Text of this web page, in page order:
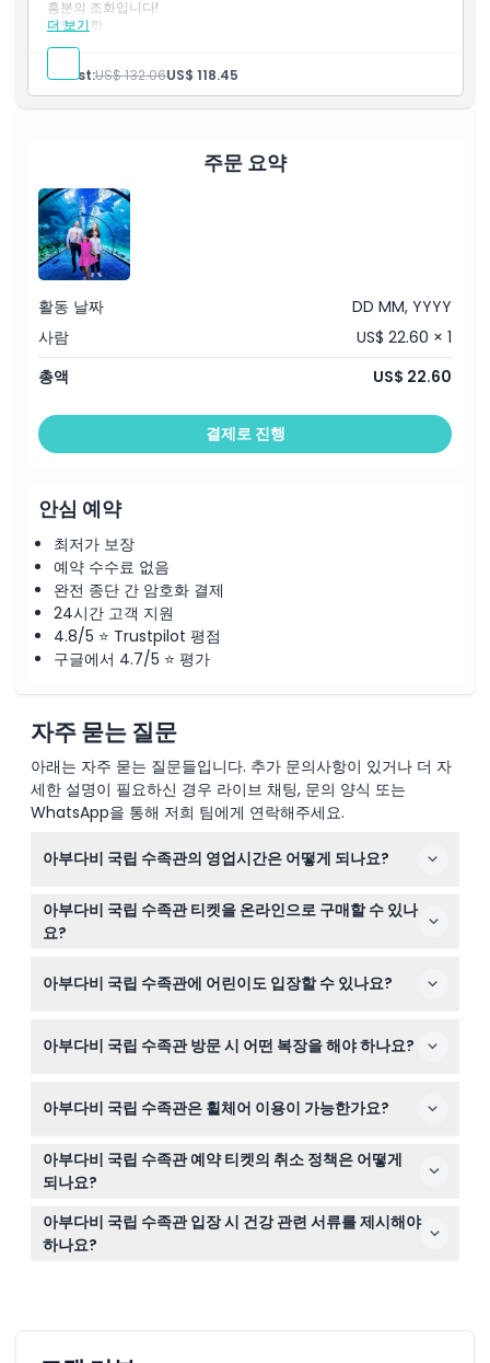
흥분의 조화입니다!
더 보기
포함 사항
아부다비 국립 아쿠아리움에서 해양 생물 탐험하기.
아부다비 씨월드에서 해양 동물과의 만남 즐기기.
모든 연령층을 위한 교육과 흥미의 조화.
Guest:US$ 132.06US$ 118.45
주문 요약
활동 날짜
DD MM, YYYY
사람
US$ 22.60 × 1
총액
US$ 22.60
결제로 진행
안심 예약
최저가 보장
예약 수수료 없음
완전 종단 간 암호화 결제
24시간 고객 지원
4.8/5 ⭐ Trustpilot 평점
구글에서 4.7/5 ⭐ 평가
자주 묻는 질문
아래는 자주 묻는 질문들입니다. 추가 문의사항이 있거나 더 자
세한 설명이 필요하신 경우 라이브 채팅, 문의 양식 또는
WhatsApp을 통해 저희 팀에게 연락해주세요.
아부다비 국립 수족관의 영업시간은 어떻게 되나요?
아부다비 국립 수족관은 매일 오전 10시부터 오후 10시까지
운영됩니다(변경될 수 있으니 예약 시 꼭 확인하세요).
아부다비 국립 수족관 티켓을 온라인으로 구매할 수 있나
요?
부다비 국립 수족관 입장을 보장받으실 수 있습니다.
아부다비 국립 수족관에 어린이도 입장할 수 있나요?
하며 방문 내내 감독을 받아야 합니다.
아부다비 국립 수족관 방문 시 어떤 복장을 해야 하나요?
며, 부적절하거나 모욕적인 복장은 입장이 허용되지 않습니
아부다비 국립 수족관은 휠체어 이용이 가능한가요?
네, 휠체어 및 유사 이동 보조기구가 허용되어 이동에 어려
움이 있는 손님들도 수족관을 이용할 수 있습니다.
아부다비 국립 수족관 예약 티켓의 취소 정책은 어떻게
되나요?
모든 티켓은 환불 불가하며 어떤 경우에도 취소할 수 없음
을 유의해 주세요.
아부다비 국립 수족관 입장 시 건강 관련 서류를 제시해야
하나요?